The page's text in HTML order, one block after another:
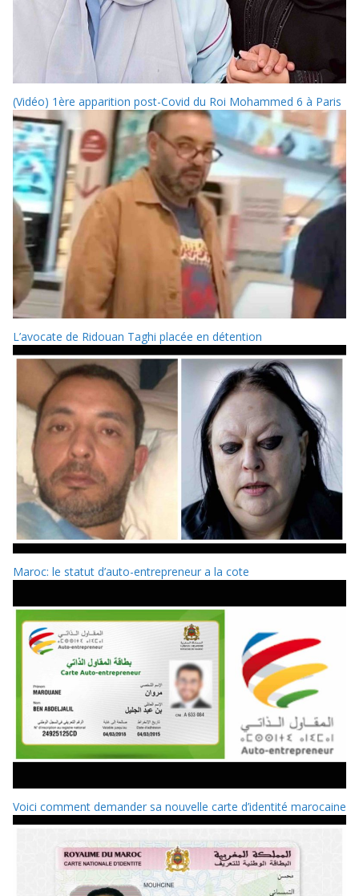
(Vidéo) 1ère apparition post-Covid du Roi Mohammed 6 à Paris
L’avocate de Ridouan Taghi placée en détention
Maroc: le statut d’auto-entrepreneur a la cote
Voici comment demander sa nouvelle carte d’identité marocaine